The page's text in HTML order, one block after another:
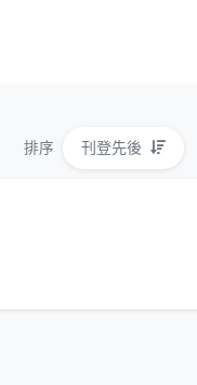
排序 刊登先後